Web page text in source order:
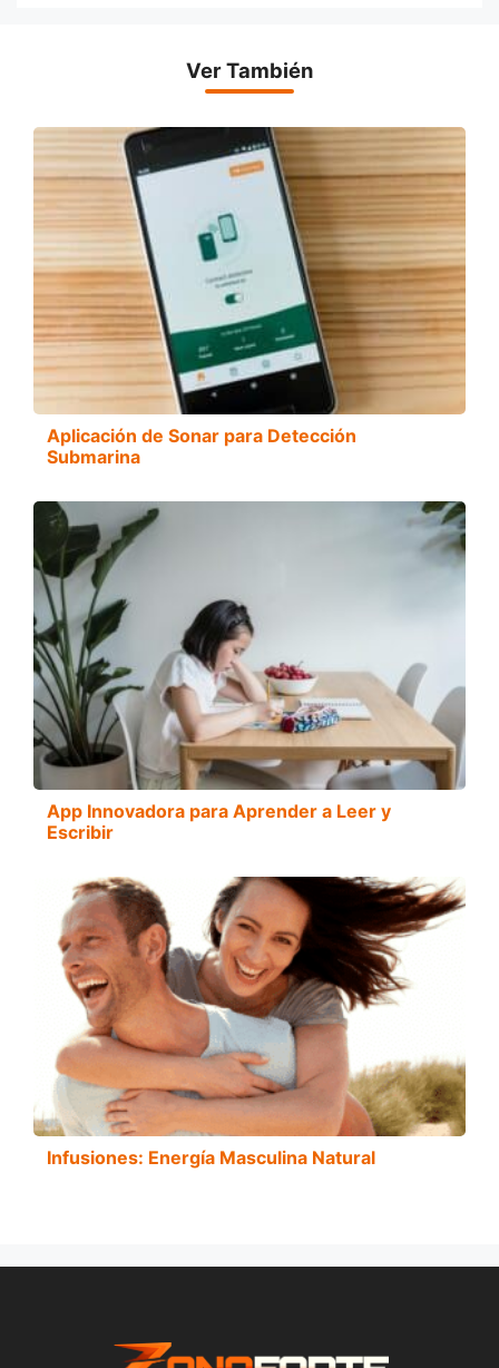
Ver También
Aplicación de Sonar para Detección
Submarina
App Innovadora para Aprender a Leer y
Escribir
Infusiones: Energía Masculina Natural